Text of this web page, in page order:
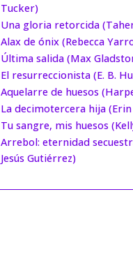
Tucker)
Una gloria retorcida
Alax de ónix (Rebecca
Última salida (Max
El resurreccionista (E. B.
Aquelarre de huesos
La decimotercera hija (Erin
Tu sangre, mis huesos
Arrebol: eternidad
Jesús Gutiérrez)